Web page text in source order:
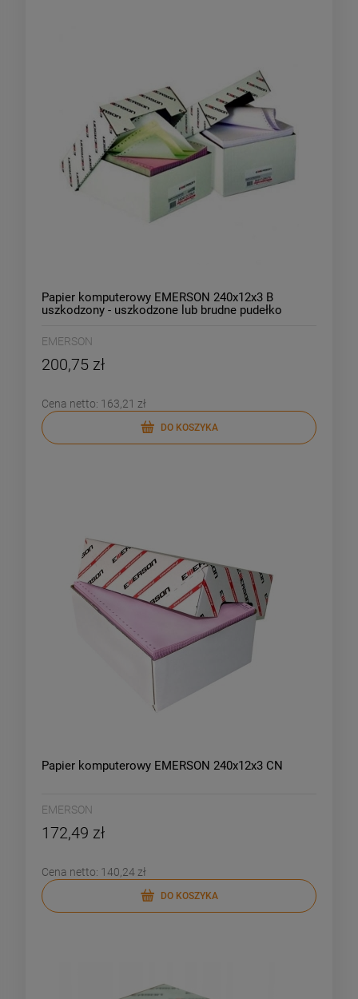
Papier komputerowy EMERSON 240x12x3 B
uszkodzony - uszkodzone lub brudne pudełko
EMERSON
200,75 zł
Cena netto: 163,21 zł
DO KOSZYKA
Papier komputerowy EMERSON 240x12x3 CN
EMERSON
172,49 zł
Cena netto: 140,24 zł
DO KOSZYKA